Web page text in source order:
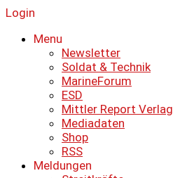
Login
Menu
Newsletter
Soldat & Technik
MarineForum
ESD
Mittler Report Verlag
Mediadaten
Shop
RSS
Meldungen